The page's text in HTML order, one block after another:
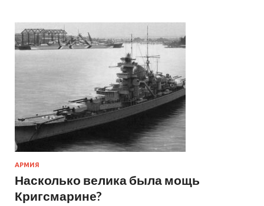
АРМИЯ
Насколько велика была мощь
Кригсмарине?